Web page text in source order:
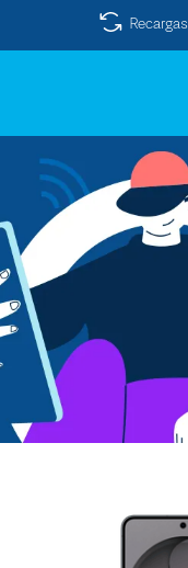
Recargas